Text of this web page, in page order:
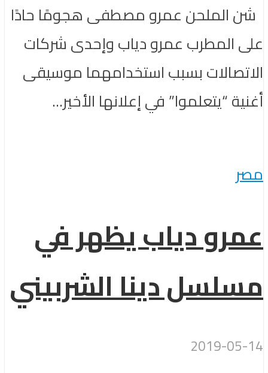
شن الملحن عمرو مصطفى هجومًا حادًا
على المطرب عمرو دياب وإحدى شركات
الاتصالات بسبب استخدامهما موسيقى
أغنية “يتعلموا” في إعلانها الأخير...
مصر
عمرو دياب يظهر في
مسلسل دينا الشربيني
2019-05-14